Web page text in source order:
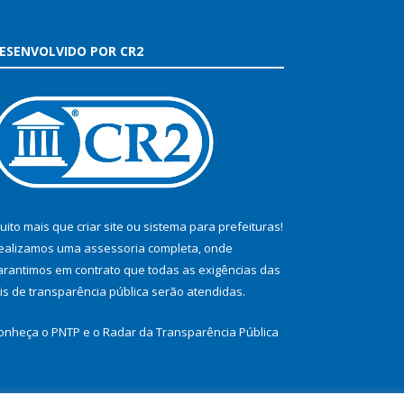
POR CR2
mais que criar site ou sistema para prefeituras!
uma assessoria completa, onde
em contrato que todas as exigências das
de transparência pública serão atendidas.
o PNTP e o Radar da Transparência Pública